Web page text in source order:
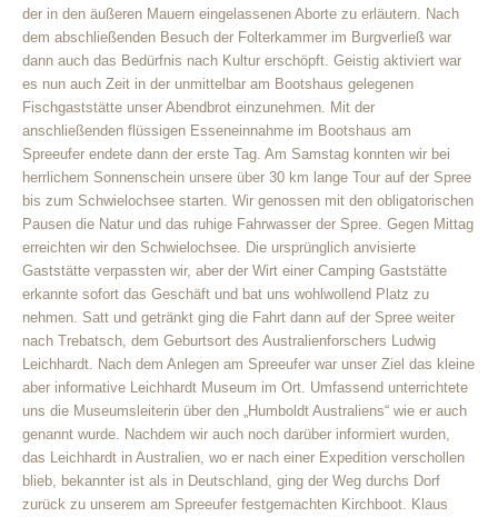
der in den äußeren Mauern eingelassenen Aborte zu erläutern. Nach
dem abschließenden Besuch der Folterkammer im Burgverließ war
dann auch das Bedürfnis nach Kultur erschöpft. Geistig aktiviert war
es nun auch Zeit in der unmittelbar am Bootshaus gelegenen
Fischgaststätte unser Abendbrot einzunehmen. Mit der
anschließenden flüssigen Esseneinnahme im Bootshaus am
Spreeufer endete dann der erste Tag. Am Samstag konnten wir bei
herrlichem Sonnenschein unsere über 30 km lange Tour auf der Spree
bis zum Schwielochsee starten. Wir genossen mit den obligatorischen
Pausen die Natur und das ruhige Fahrwasser der Spree. Gegen Mittag
erreichten wir den Schwielochsee. Die ursprünglich anvisierte
Gaststätte verpassten wir, aber der Wirt einer Camping Gaststätte
erkannte sofort das Geschäft und bat uns wohlwollend Platz zu
nehmen. Satt und getränkt ging die Fahrt dann auf der Spree weiter
nach Trebatsch, dem Geburtsort des Australienforschers Ludwig
Leichhardt. Nach dem Anlegen am Spreeufer war unser Ziel das kleine
aber informative Leichhardt Museum im Ort. Umfassend unterrichtete
uns die Museumsleiterin über den „Humboldt Australiens“ wie er auch
genannt wurde. Nachdem wir auch noch darüber informiert wurden,
das Leichhardt in Australien, wo er nach einer Expedition verschollen
blieb, bekannter ist als in Deutschland, ging der Weg durchs Dorf
zurück zu unserem am Spreeufer festgemachten Kirchboot. Klaus